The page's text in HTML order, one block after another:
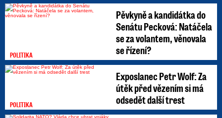
POLITIKA
Pěvkyně a kandidátka do
Senátu Pecková: Natáčela
se za volantem, věnovala
se řízení?
POLITIKA
Exposlanec Petr Wolf: Za
útěk před vězením si má
odsedět další trest